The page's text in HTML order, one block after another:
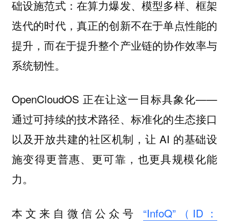
础设施范式：在算力爆发、模型多样、框架
迭代的时代，真正的创新不在于单点性能的
提升，而在于提升整个产业链的协作效率与
系统韧性。
OpenCloudOS 正在让这一目标具象化——
通过可持续的技术路径、标准化的生态接口
以及开放共建的社区机制，让 AI 的基础设
施变得更普惠、更可靠，也更具规模化能
力。
本文来自微信公众号 “InfoQ”（ID：